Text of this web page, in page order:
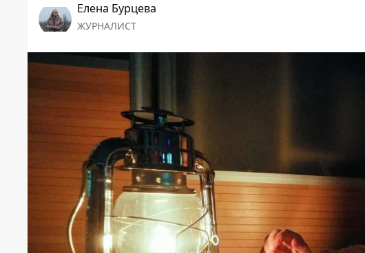
Елена Бурцева
ЖУРНАЛИСТ